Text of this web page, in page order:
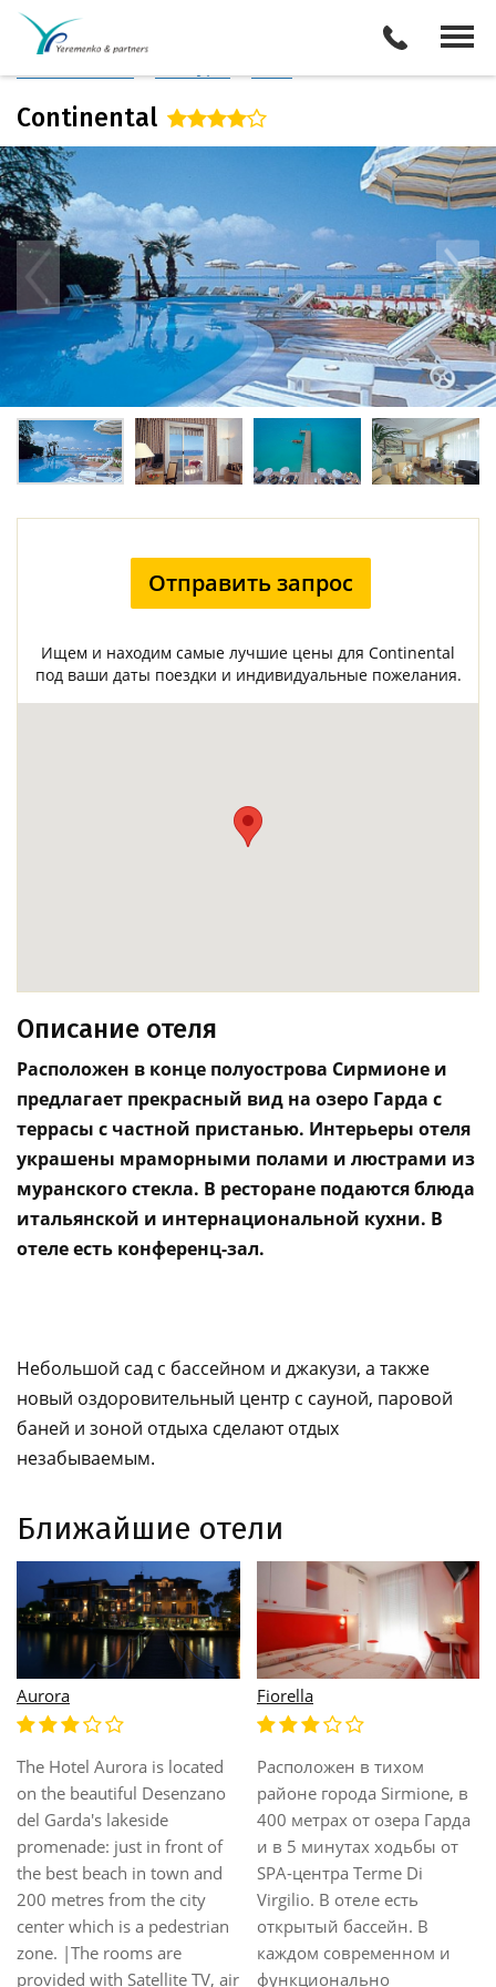
Италия
Описание отеля
Continental
Отправить запрос
Ищем и находим самые лучшие цены для Continental
под ваши даты поездки и индивидуальные пожелания.
Описание отеля
Расположен в конце полуострова Сирмионе и
предлагает прекрасный вид на озеро Гарда с
террасы с частной пристанью. Интерьеры отеля
украшены мраморными полами и люстрами из
муранского стекла. В ресторане подаются блюда
итальянской и интернациональной кухни. В
отеле есть конференц-зал.
Небольшой сад с бассейном и джакузи, а также
новый оздоровительный центр с сауной, паровой
баней и зоной отдыха сделают отдых
незабываемым.
Ближайшие отели
Fonte Boiola
Расположен в сердце
Terme di Sirmione, в
нескольких минутах
ходьбы от замкa Скалигер
и от средневековoй
деревнe Сирмионе. Этот
отель предлагает теплый,
семейный прием круглый
год. Гости оказываются
Gardenia
Расположен всего в 500
метрах от SPA-салона
Stabilimento Termale Virgilio
и в 3 км от исторического
центра города Sirmione и
замка Скалигеров. В саду
отеля расположен
открытый плавательный
бассейн и солнечная